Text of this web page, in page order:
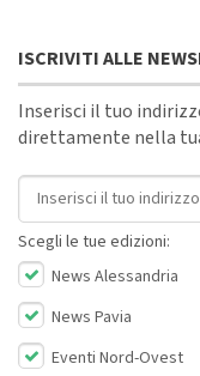
ISCRIVITI ALLE
Inserisci il tuo
direttamente nella
Indirizzo email
Scegli le tue edizioni:
News Alessandria
News Pavia
Eventi Nord-Ovest